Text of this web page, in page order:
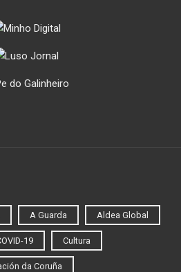
A Guarda Aldea Global
19 Cultura
da Coruña